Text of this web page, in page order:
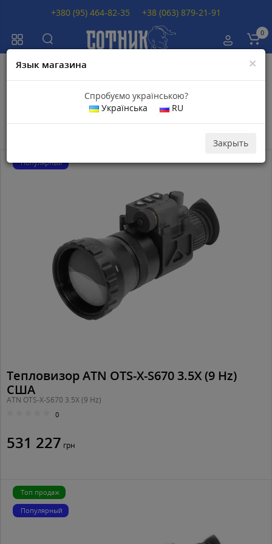
0
×
Язык магазина
Спробуємо українською?
Українська
RU
Закрыть
Приборы ATN
Популярный
Тепловизор ATN OTS-X-S670 3.5X (9 Hz)
США
ATN OTS-X-S670 3.5X (9 Hz)
0
531 227 грн
Топ продаж
Популярный
+380 (95) 464-82-35 +38 (063) 879-21-91